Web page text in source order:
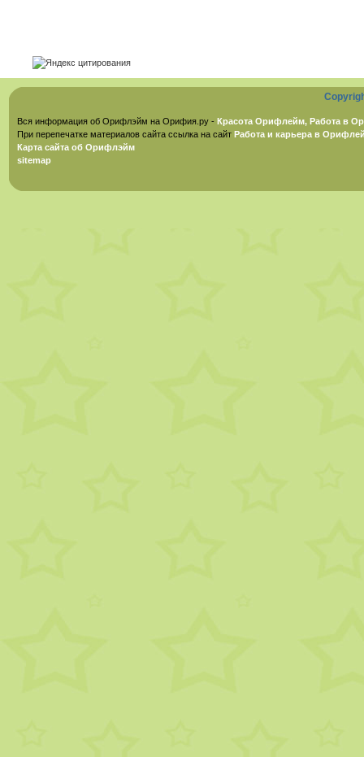
Вся информация об Орифлэйм на Орифия.ру - Красота Орифлейм, Работа в
При перепечатке материалов сайта ссылка на сайт Работа и карьера в
Карта сайта об Орифлэйм
sitemap